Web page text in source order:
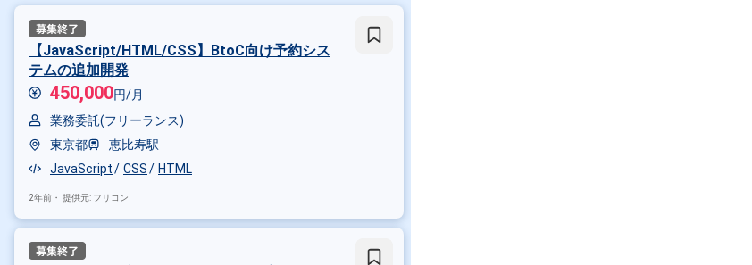
【JavaScript/HTML/CSS】BtoC向け予約シス
テムの追加開発
450,000円/月
業務委託(フリーランス)
東京都
恵比寿駅
JavaScript
CSS HTML
2年前・ 提供元: フリコン